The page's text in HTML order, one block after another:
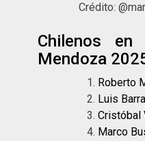
Crédito:
Chilenos
Mendoza
Roberto
Luis
Cristóbal
Marco